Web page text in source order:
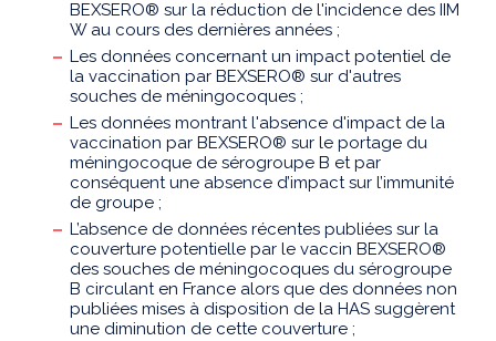
BEXSERO® sur la réduction de l'incidence des IIM
W au cours des dernières années ;
Les données concernant un impact potentiel de
la vaccination par BEXSERO® sur d'autres
souches de méningocoques ;
Les données montrant l'absence d'impact de la
vaccination par BEXSERO® sur le portage du
méningocoque de sérogroupe B et par
conséquent une absence d’impact sur l’immunité
de groupe ;
L’absence de données récentes publiées sur la
couverture potentielle par le vaccin BEXSERO®
des souches de méningocoques du sérogroupe
B circulant en France alors que des données non
publiées mises à disposition de la HAS suggèrent
une diminution de cette couverture ;